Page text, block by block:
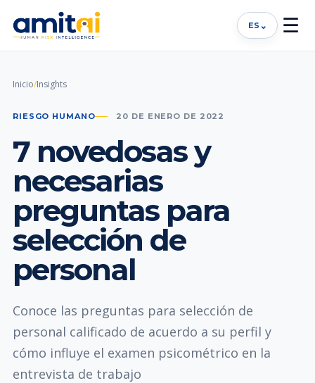
ES ⌄ ☰
Inicio/Insights
RIESGO HUMANO 20 DE ENERO DE 2022
7 novedosas y
necesarias
preguntas para
selección de
personal
Conoce las preguntas para selección de
personal calificado de acuerdo a su perfil y
cómo influye el examen psicométrico en la
entrevista de trabajo